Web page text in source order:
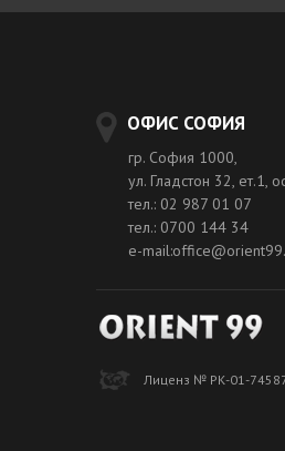
ОФИС СОФИЯ
гр. София 1000,
ул. Гладстон 32, ет.1,
тел.: 02 987 01 07
тел.: 0700 144 34
e-
Лиценз № РК-01-